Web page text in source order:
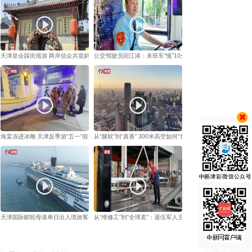
天津皇会踩街巡游 两岸信众共迎妈祖诞辰公交驾驶员回江涛：末班车“慢”10分钟，平安“快不得”
海棠冻进冰雕 天津反季游“五一”假日走俏从“腿软”到“真香” 300米高空如何“拿捏”年轻人？
天津国际邮轮母港单日出入境旅客创年内新高从“维修工”到“全球卖”：退伍军人王荣会让“手搓”坚果打磨机